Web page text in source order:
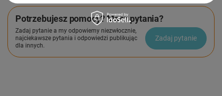
Potrzebujesz pomocy? Masz pytania?
Zadaj pytanie a my odpowiemy niezwłocznie,
najciekawsze pytania i odpowiedzi publikując
dla innych.
Zadaj pytanie